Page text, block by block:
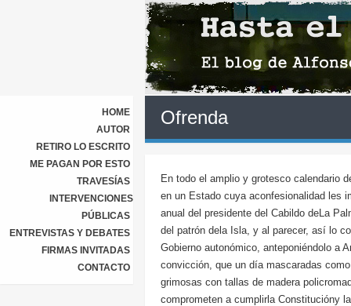
HOME
AUTOR
RETIRO LO ESCRITO
ME PAGAN POR ESTO
TRAVESÍAS
INTERVENCIONES
PÚBLICAS
ENTREVISTAS Y DEBATES
FIRMAS INVITADAS
CONTACTO
Ofrenda
En todo el amplio y grotesco calendario
en un Estado cuya aconfesionalidad les
anual del presidente del Cabildo deLa
del patrón dela Isla, y al parecer, así lo
Gobierno autonómico, anteponiéndolo a
convicción, que un día mascaradas
grimosas con tallas de madera
comprometen a cumplirla Constitucióny